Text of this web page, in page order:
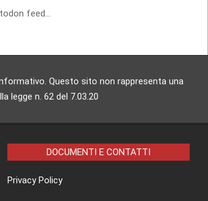
feed...
Questo sito non rappresenta una
legge n. 62 del 7.03.20
DOCUMENTI E CONTATTI
Privacy Policy